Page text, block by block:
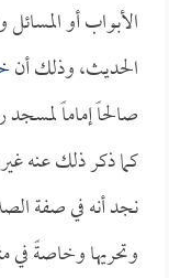
الأبواب أو
الحديث، وذلك أن
صالحاً إماماً
كما ذكر ذلك عنه
نجد أنه في صفة
وتحريها وخاصةً